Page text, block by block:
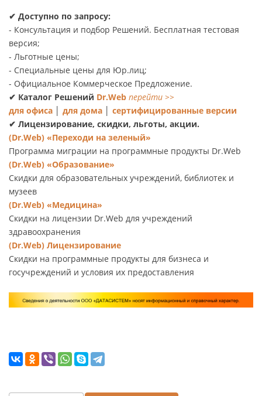
✔ Доступно по запросу:
- Консультация и подбор Решений. Бесплатная тестовая
версия;
- Льготные цены;
- Специальные цены для Юр.лиц;
- Официальное Коммерческое Предложение.
✔ Каталог Решений Dr.Web перейти >>
для офиса
для дома
сертифицированные версии
✔ Лицензирование, скидки, льготы, акции.
(Dr.Web) «Переходи на зеленый»
Программа миграции на программные продукты Dr.Web
(Dr.Web) «Образование»
Скидки для образовательных учреждений, библиотек и
музеев
(Dr.Web) «Медицина»
Скидки на лицензии Dr.Web для учреждений
здравоохранения
(Dr.Web) Лицензирование
Скидки на программные продукты для бизнеса и
госучреждений и условия их предоставления